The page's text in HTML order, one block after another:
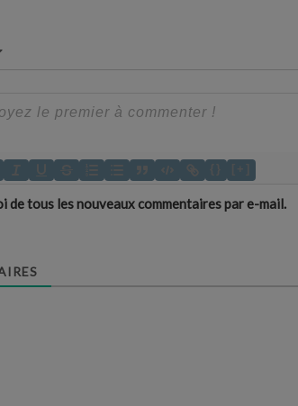
{} [+]
de tous les nouveaux commentaires par e-mail.